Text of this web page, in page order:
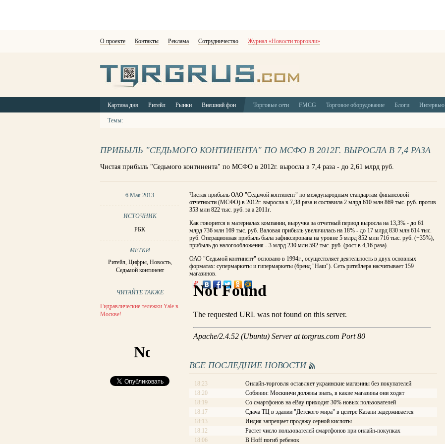
О проекте Контакты Реклама Сотрудничество Журнал «Новости торговли»
Картина дня Ритейл Рынки Внешний фон Торговые сети FMCG Торговое оборудование Блоги Интервью
Темы:
ПРИБЫЛЬ "СЕДЬМОГО КОНТИНЕНТА" ПО МСФО В 2012Г. ВЫРОСЛА В 7,4 РАЗА
Чистая прибыль "Седьмого континента" по МСФО в 2012г. выросла в 7,4 раза - до 2,61 млрд руб.
6 Мая 2013
ИСТОЧНИК
РБК
МЕТКИ
Ритейл, Цифры, Новость,
Седьмой континент
ЧИТАЙТЕ ТАКЖЕ
Гидравлические тележки Yale в
Москве!
Чистая прибыль ОАО "Седьмой континент" по международным стандартам финансовой
отчетности (МСФО) в 2012г. выросла в 7,38 раза и составила 2 млрд 610 млн 869 тыс. руб. против
353 млн 822 тыс. руб. за а 2011г.
Как говорится в материалах компании, выручка за отчетный период выросла на 13,3% - до 61
млрд 736 млн 169 тыс. руб. Валовая прибыль увеличилась на 18% - до 17 млрд 830 млн 614 тыс.
руб. Операционная прибыль была зафиксирована на уровне 5 млрд 852 млн 716 тыс. руб. (+35%),
прибыль до налогообложения - 3 млрд 230 млн 592 тыс. руб. (рост в 4,16 раза).
ОАО "Седьмой континент" основано в 1994г., осуществляет деятельность в двух основных
форматах: супермаркеты и гипермаркеты (бренд "Наш"). Сеть ритейлера насчитывает 159
магазинов.
ВСЕ ПОСЛЕДНИЕ НОВОСТИ
18:23
Онлайн-торговля оставляет украинские магазины без покупателей
18:20
Собянин: Москвичи должны знать, в какие магазины они ходят
18:19
Со смартфонов на eBay приходит 30% новых пользователей
18:17
Сдача ТЦ в здании "Детского мира" в центре Казани задерживается
18:13
Индия запрещает продажу серной кислоты
18:12
Растет число пользователей смартфонов при онлайн-покупках
18:06
В Hoff погиб ребенок